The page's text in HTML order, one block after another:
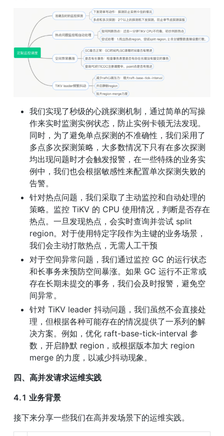
我们实现了秒级的心跳探测机制，通过简单的写操
作来实时监测实例状态，防止实例卡顿无法发现。
同时，为了避免单点探测的不准确性，我们采用了
多点多次探测策略，大多数情况下只有在多次探测
均出现问题时才会触发报警，在一些特殊的业务实
例中，我们也会根据敏感性来配置单次探测失败的
告警。
针对热点问题，我们采取了主动监控和自动处理的
策略。监控 TiKV 的 CPU 使用情况，判断是否存在
热点。一旦发现热点，会实时查询并尝试 split
region。对于使用特定字段作为主键的业务场景，
我们会主动打散热点，无需人工干预
对于空间异常问题，我们通过监控 GC 的运行状态
和长事务来预防空间暴涨。如果 GC 运行不正常或
存在长期未提交的事务，我们会及时报警，避免空
间异常。
针对 TiKV leader 抖动问题，我们虽然不会直接处
理，但根据各种可能存在的情况提供了一系列的解
决方案。例如，优化 raft-base-tick-interval 参
数，开启静默 region，或根据版本加大 region
merge 的力度，以减少抖动现象。
四、高并发请求运维实践
4.1 业务背景
接下来分享一些我们在高并发场景下的运维实践。